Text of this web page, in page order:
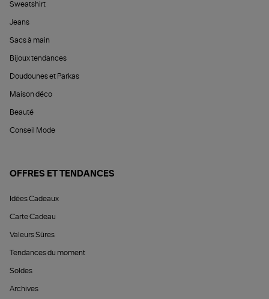
Sweatshirt
Jeans
Sacs à main
Bijoux tendances
Doudounes et Parkas
Maison déco
Beauté
Conseil Mode
OFFRES ET TENDANCES
Idées Cadeaux
Carte Cadeau
Valeurs Sûres
Tendances du moment
Soldes
Archives